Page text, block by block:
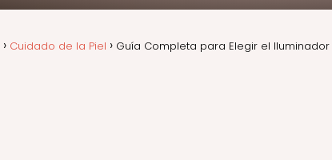
Cuidado de la Piel Guía Completa para Elegir el